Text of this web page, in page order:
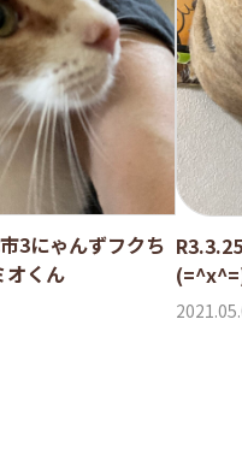
3にゃんずフクち
オくん